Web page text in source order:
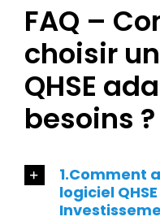
FAQ –
choisir
QHSE
besoins ?
1.Comment
logiciel